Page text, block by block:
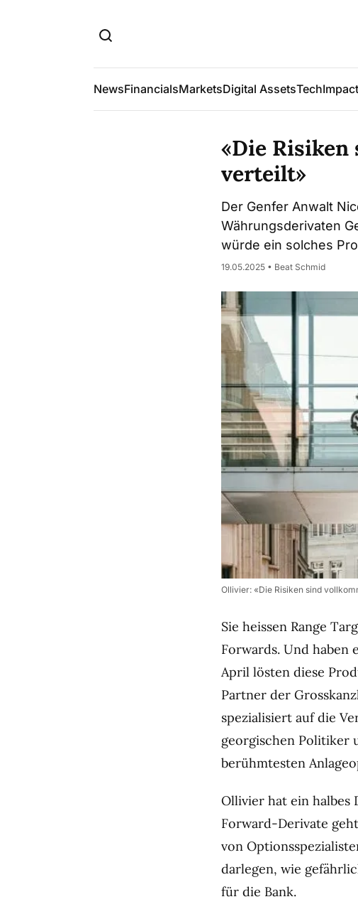
NewsFinancialsMarketsDigital AssetsTechImpact
«Die
verteilt»
Der Genfer Anwalt
Währungsderivaten
würde ein solches
19.05.2025 • Beat Schmid
Ollivier: «Die Risiken sind
Sie heissen Range
Forwards. Und haben
April lösten diese
Partner der
spezialisiert auf die
georgischen Politiker
berühmtesten
Ollivier hat ein halbes
Forward-Derivate
von
darlegen, wie
für die Bank.